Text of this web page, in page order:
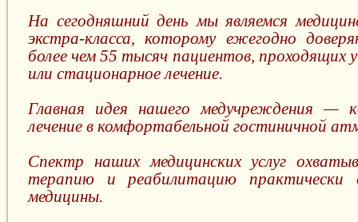
На сегодняшний день мы являемся
экстра-класса, которому ежегодно
более чем 55 тысяч пациентов, проходящих
или стационарное лечение.
Главная идея нашего медучреждения —
лечение в комфортабельной гостиничной
Спектр наших медицинских услуг
терапию и реабилитацию практически
медицины.